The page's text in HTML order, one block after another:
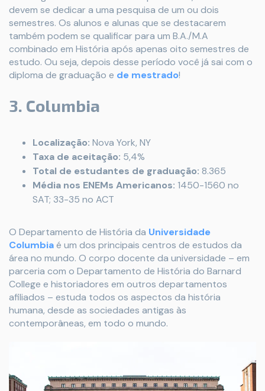
devem se dedicar a uma pesquisa de um ou dois
semestres. Os alunos e alunas que se destacarem
também podem se qualificar para um B.A./M.A
combinado em História após apenas oito semestres de
estudo. Ou seja, depois desse período você já sai com o
diploma de graduação e de mestrado!
3. Columbia
Localização: Nova York, NY
Taxa de aceitação: 5,4%
Total de estudantes de graduação: 8.365
Média nos ENEMs Americanos: 1450-1560 no
SAT; 33-35 no ACT
O Departamento de História da Universidade
Columbiaé um dos principais centros de estudos da
área no mundo. O corpo docente da universidade – em
parceria com o Departamento de História do Barnard
College e historiadores em outros departamentos
afiliados – estuda todos os aspectos da história
humana, desde as sociedades antigas às
contemporâneas, em todo o mundo.